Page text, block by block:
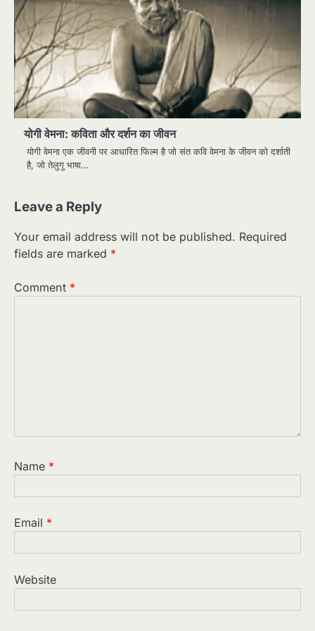
योगी वेमना: कविता और दर्शन का जीवन
योगी वेमना एक जीवनी पर आधारित फिल्म है जो संत कवि वेमना के जीवन को दर्शाती
है, जो तेलुगु भाषा…
Leave a Reply
Your email address will not be published. Required
fields are marked *
Comment *
Name *
Email *
Website